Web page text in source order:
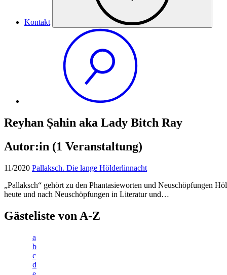
Kontakt
Reyhan Şahin aka Lady Bitch Ray
Autor:in (1 Veranstaltung)
11/2020 Pallaksch. Die lange Hölderlinnacht
„Pallaksch“ gehört zu den Phantasieworten und Neuschöpfungen
heute und nach Neuschöpfungen in Literatur und…
Gästeliste von A-Z
a
b
c
d